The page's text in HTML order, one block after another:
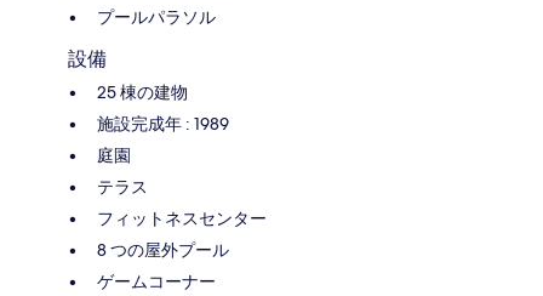
プールパラソル
設備
25 棟の建物
施設完成年 : 1989
庭園
テラス
フィットネスセンター
8 つの屋外プール
ゲームコーナー